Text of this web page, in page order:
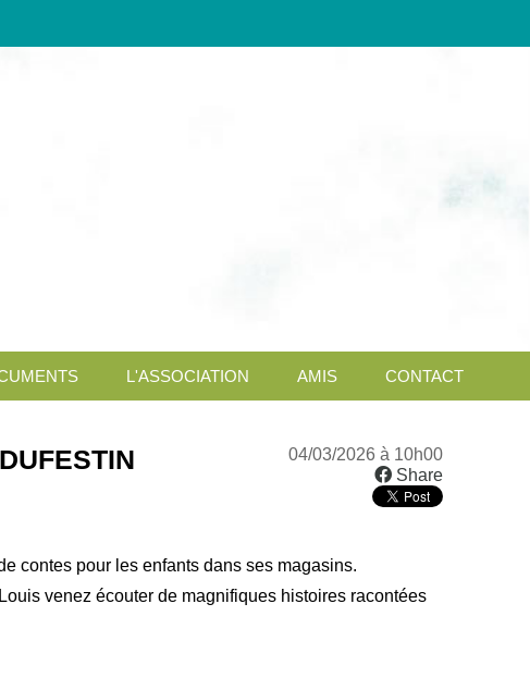
L'ASSOCIATION AMIS CONTACT
04/03/2026 à 10h00
Share
contes pour les enfants dans ses magasins.
venez écouter de magnifiques histoires racontées